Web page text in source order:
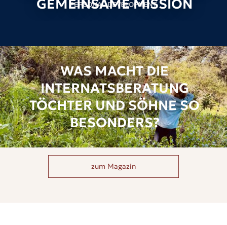
GEMEINSAME MISSION
WAS MACHT DIE
INTERNATSBERATUNG
TÖCHTER UND SÖHNE SO
BESONDERS?
zum Magazin